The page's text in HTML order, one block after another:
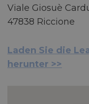
Viale Giosuè
47838 Riccione
Laden Sie die
herunter >>